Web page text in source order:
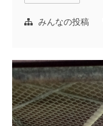
みんなの投稿